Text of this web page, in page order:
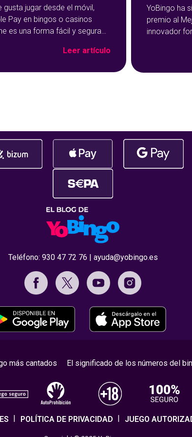
gusta jugar desde el móvil,
Pay en bingos o casinos
es una forma fácil y segura
de pago se ha vuelto muy
Leer artículo
YoBingo ha
premio al
innovador
que ha
Teléfono: 930 47 72 76 | ayuda@yobingo.es
más cantados El significado de los números del
POLÍTICA DE PRIVACIDAD JUEGO